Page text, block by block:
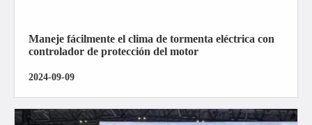
Maneje fácilmente el clima de tormenta eléctrica con
controlador de protección del motor
2024-09-09